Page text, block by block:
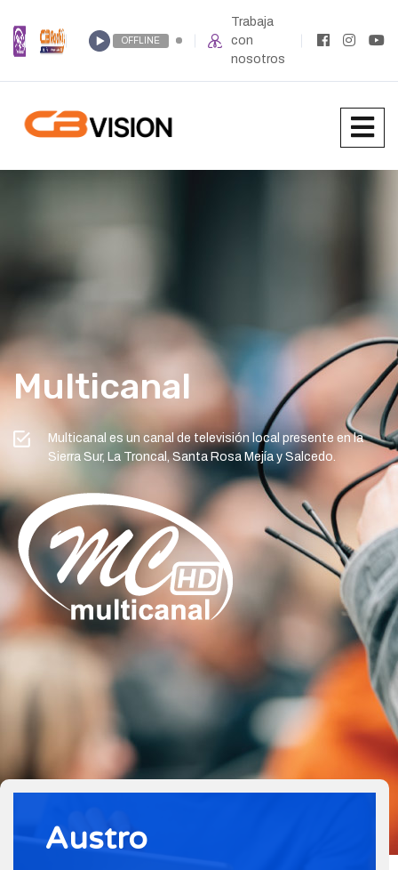
OFFLINE
Trabaja
con
nosotros
Multicanal
Multicanal es un canal de televisión local presente en la
Sierra Sur, La Troncal, Santa Rosa Mejía y Salcedo.
Austro